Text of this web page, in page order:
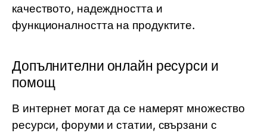
качеството, надеждността и
функционалността на продуктите.
Допълнителни онлайн ресурси и
помощ
В интернет могат да се намерят множество
ресурси, форуми и статии, свързани с